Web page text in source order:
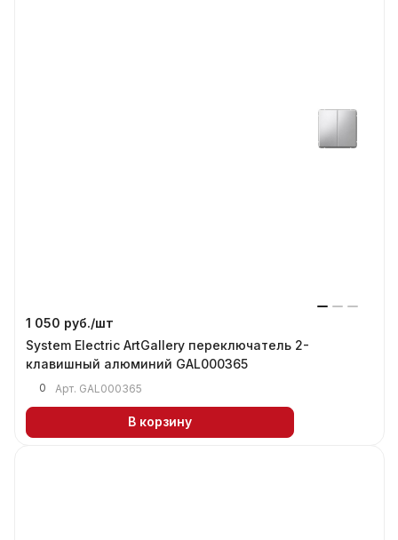
1 050 руб./шт
System Electric ArtGallery переключатель 2-
клавишный алюминий GAL000365
0 Арт. GAL000365
В корзину